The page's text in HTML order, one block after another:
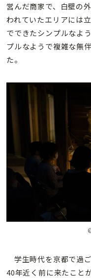
営んだ商家で、白壁の
われていたエリアには
でできたシンプルなよ
プルなようで複雑な無
た。
学生時代を京都で過
40年近く前に来たこと